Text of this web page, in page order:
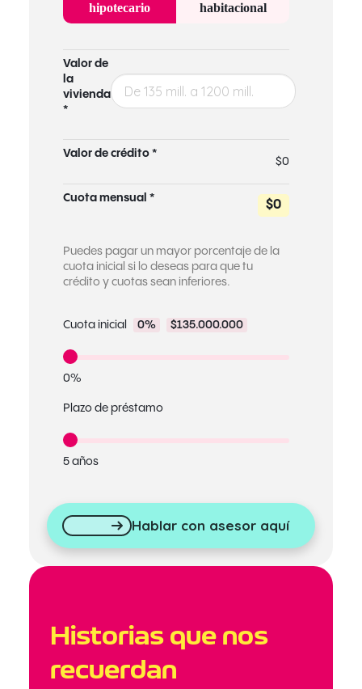
hipotecario
habitacional
Valor de
la
vivienda
*
Valor de crédito *
$0
Cuota mensual *
$0
Puedes pagar un mayor porcentaje de la
cuota inicial si lo deseas para que tu
crédito y cuotas sean inferiores.
Cuota inicial 0% $135.000.000
0%
Plazo de préstamo
5 años
Hablar con asesor aquí
Historias que nos
recuerdan